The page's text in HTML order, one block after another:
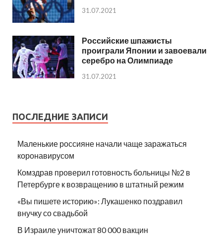
31.07.2021
Российские шпажисты
проиграли Японии и завоевали
серебро на Олимпиаде
31.07.2021
ПОСЛЕДНИЕ ЗАПИСИ
Маленькие россияне начали чаще заражаться
коронавирусом
Комздрав проверил готовность больницы №2 в
Петербурге к возвращению в штатный режим
«Вы пишете историю»: Лукашенко поздравил
внучку со свадьбой
В Израиле уничтожат 80 000 вакцин